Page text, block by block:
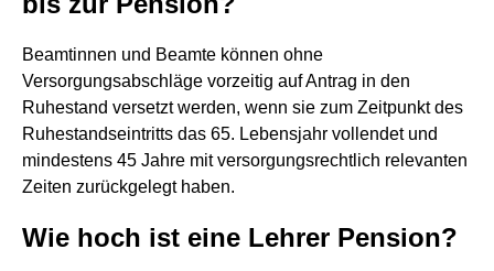
Beamtinnen und Beamte können ohne
Versorgungsabschläge vorzeitig auf Antrag in den
Ruhestand versetzt werden, wenn sie zum Zeitpunkt des
Ruhestandseintritts das 65. Lebensjahr vollendet und
mindestens 45 Jahre mit versorgungsrechtlich relevanten
Zeiten zurückgelegt haben.
Wie hoch ist eine Lehrer Pension?